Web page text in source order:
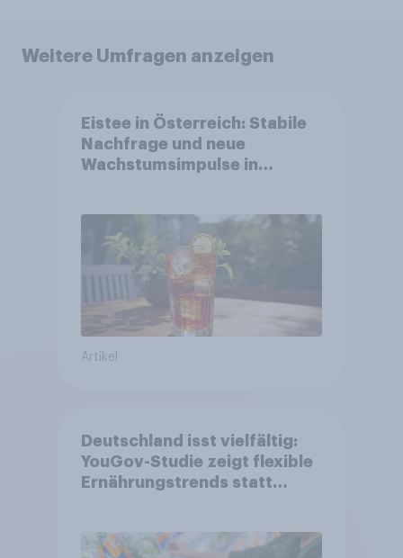
Weitere Umfragen anzeigen
Eistee in Österreich: Stabile
Nachfrage und neue
Wachstumsimpulse in
Artikel
Deutschland isst vielfältig:
YouGov-Studie zeigt flexible
Ernährungstrends statt